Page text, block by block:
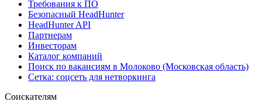
Требования к ПО
Безопасный HeadHunter
HeadHunter API
Партнерам
Инвесторам
Каталог компаний
Поиск по вакансиям в Молоково (Московская область)
Сетка: соцсеть для нетворкинга
Соискателям